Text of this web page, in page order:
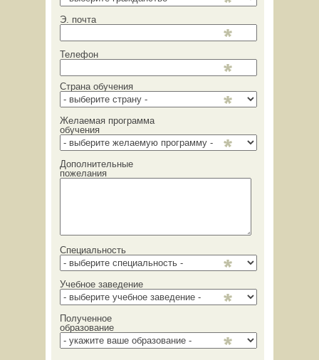
Э. почта
Телефон
Страна обучения
Желаемая программа
обучения
Дополнительные
пожелания
Специальность
Учебное заведение
Полученное
образование